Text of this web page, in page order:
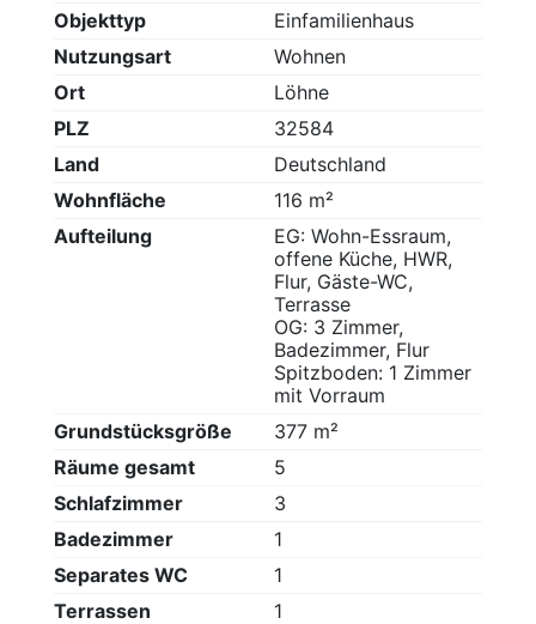
Objekttyp
Einfamilienhaus
Nutzungsart
Wohnen
Ort
Löhne
PLZ
32584
Land
Deutschland
Wohnfläche
116 m²
Aufteilung
EG: Wohn-Essraum,
offene Küche, HWR,
Flur, Gäste-WC,
Terrasse
OG: 3 Zimmer,
Badezimmer, Flur
Spitzboden: 1 Zimmer
mit Vorraum
Grundstücksgröße
377 m²
Räume gesamt
5
Schlafzimmer
3
Badezimmer
1
Separates WC
1
Terrassen
1